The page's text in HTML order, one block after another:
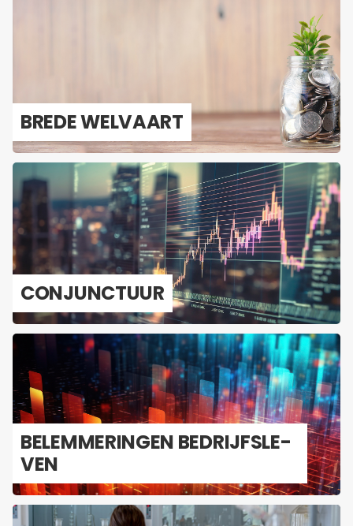
BREDE WEL­VAART
CON­JUNC­TUUR
BE­LEM­ME­RIN­GEN BE­DRIJFS­LE­
VEN